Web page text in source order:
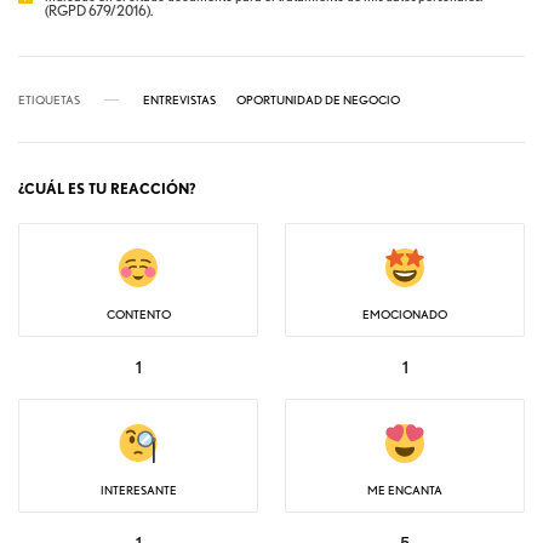
(RGPD 679/2016).
ETIQUETAS ENTREVISTAS OPORTUNIDAD DE NEGOCIO
¿CUÁL ES TU REACCIÓN?
CONTENTO
1
EMOCIONADO
1
INTERESANTE ME ENCANTA